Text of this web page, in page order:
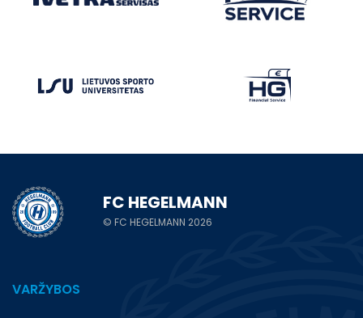
FC HEGELMANN
© FC HEGELMANN 2026
VARŽYBOS